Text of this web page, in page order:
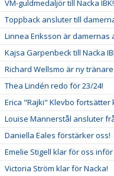
VM-guldmedaljör till Nacka IBK!
Toppback ansluter till
Linnea Eriksson är
Kajsa Garpenbeck till Nacka
Richard Wellsmo är ny
Thea Lindén redo för 23/24!
Erica "Rajki" Klevbo fortsätter
Louise Mannerstål ansluter
Daniella Eales förstärker oss!
Emelie Stigell klar för oss
Victoria Ström klar för Nacka!